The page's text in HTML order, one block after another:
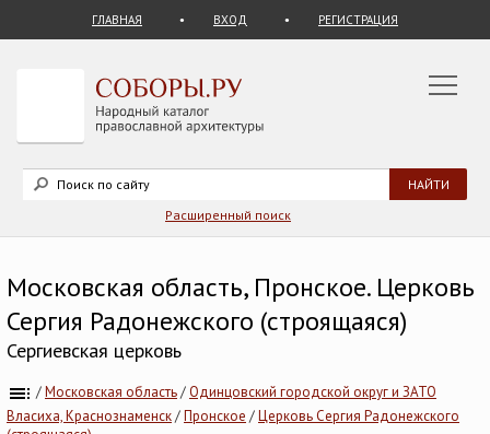
ГЛАВНАЯ ВХОД РЕГИСТРАЦИЯ
Расширенный поиск
Московская область, Пронское. Церковь
Сергия Радонежского (строящаяся)
Сергиевская церковь
/Московская область/Одинцовский городской округ и ЗАТО
Власиха, Краснознаменск/Пронское /Церковь Сергия Радонежского